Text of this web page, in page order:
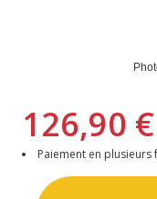
126,90 €
Paiement en plusieurs